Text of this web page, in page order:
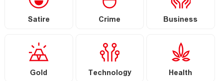
Satire Crime Business
Gold Technology Health